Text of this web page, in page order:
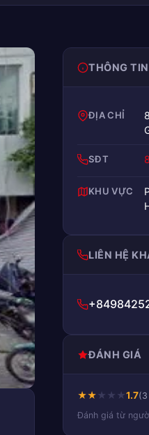
THÔNG
ĐỊA CHỈ
SĐT
KHU VỰC
LIÊN HỆ
ĐÁNH GIÁ
★★★ ★ ★1.7
Đánh giá từ